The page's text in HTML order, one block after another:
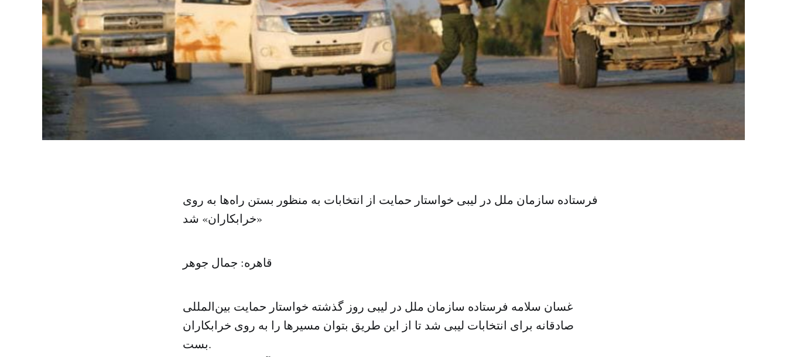
فرستاده سازمان ملل در لیبی خواستار حمایت از انتخابات به منظور بستن راه‌ها به روی
«خرابکاران» شد
قاهره: جمال جوهر
غسان سلامه فرستاده سازمان ملل در لیبی روز گذشته خواستار حمایت بین‌المللی
صادقانه برای انتخابات لیبی شد تا از این طریق بتوان مسیرها را به روی خرابکاران
بست.